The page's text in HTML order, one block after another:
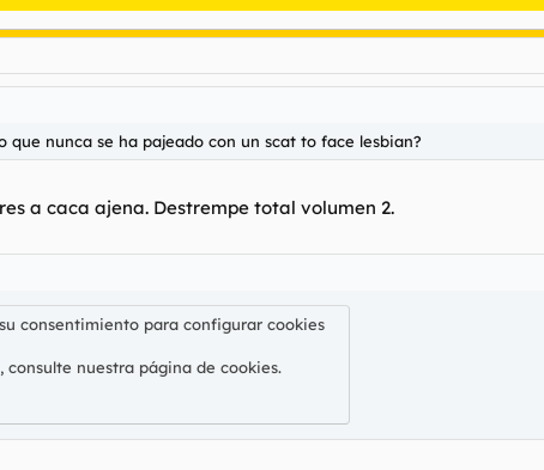
que nunca se ha pajeado con un scat to face lesbian?
a caca ajena. Destrempe total volumen 2.
consentimiento para configurar cookies
consulte nuestra página de cookies.